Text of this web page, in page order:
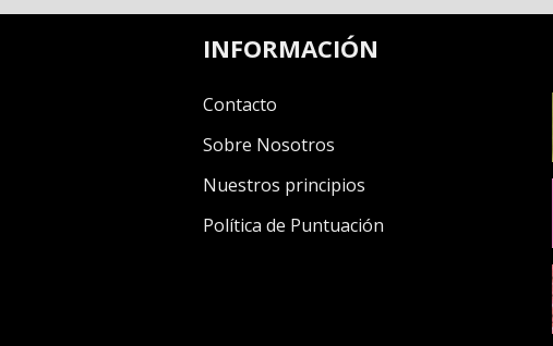
INFORMACIÓN
Contacto
Sobre Nosotros
Nuestros principios
Política de Puntuación